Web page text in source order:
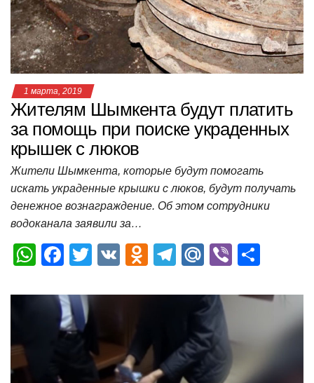
k
ni
ki
т
ь
1 марта, 2019
Жителям Шымкента будут платить
за помощь при поиске украденных
крышек с люков
Жители Шымкента, которые будут помогать
искать украденные крышки с люков, будут получать
денежное вознаграждение. Об этом сотрудники
водоканала заявили за…
W
at
F
c
e
T
tt
V
O
n
kl
a
T
e
a
m
M
.R
u
Vi
er п
а
в